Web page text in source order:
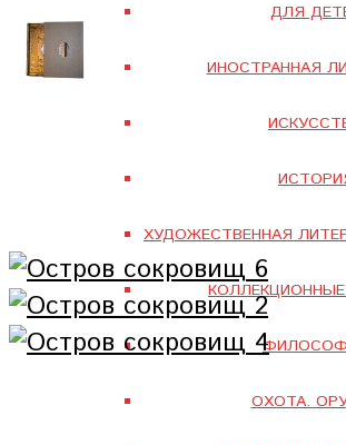
ДЛЯ
ИНОСТРАННАЯ
ХУДОЖЕСТВЕННАЯ
ОХОТА.